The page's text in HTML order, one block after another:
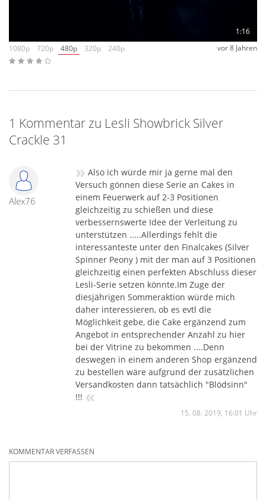
1:16
1080p
720p 480p 320p 240p vor 8 Jahren
1 Kommentar zu Lesli Showbrick Silver
Crackle 31
Alex76
» Also ich würde mir ja gerne mal den
Versuch gönnen diese Serie an Cakes in
einem Feuerwerk auf 2-3 Positionen
gleichzeitig zu schießen und diese
verbessernswerte Idee der Verleitung zu
unterstützen .....Allerdings fehlt die
interessanteste unter den Finalcakes (Silver
Spinner Peony ) mit der man auf 3 Positionen
gleichzeitig einen perfekten Abschluss dieser
Lesli-Serie setzen könnte.Im Zuge der
diesjährigen Sommeraktion würde mich
daher interessieren, ob es evtl die
Möglichkeit gebe, die Cake ergänzend zum
Angebot in entsprechender Anzahl zu hier
bei der Vitrine zu bekommen ....Denn
deswegen in einem anderen Shop ergänzend
zu bestellen wäre aufgrund der zusätzlichen
Versandkosten dann tatsächlich "Blödsinn"
!!! «
15. 08. 2019, 16:01 Uhr
KOMMENTAR VERFASSEN